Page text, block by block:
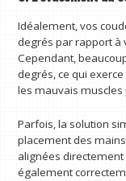
Idéalement, vos
degrés par rapport à
Cependant,
degrés, ce qui
les mauvais muscles
Parfois, la solution
placement des
alignées
également